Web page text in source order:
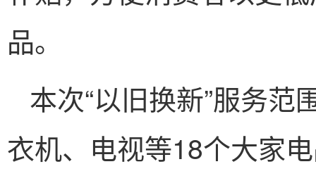
品。
本次“以旧换新”服务
衣机、电视等18个大家